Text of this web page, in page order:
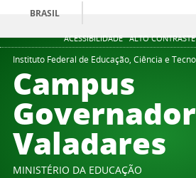
ACESSIBILIDADE ALTO CONTRASTE
BRASIL
Instituto Federal de Educação, Ciência e
Campus
Governador
Valadares
MINISTÉRIO DA EDUCAÇÃO